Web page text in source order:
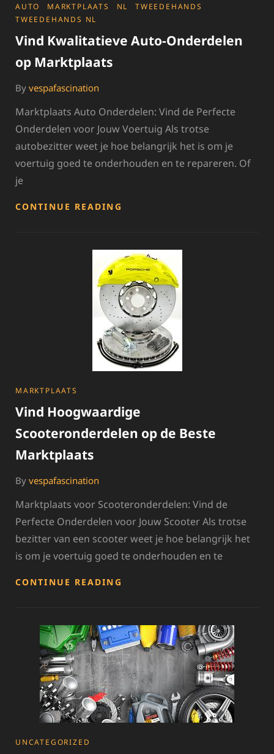
CATEGORIES
AUTO MARKTPLAATS NL
TWEEDEHANDS
TWEEDEHANDS NL
Vind Kwalitatieve Auto-Onderdelen
op Marktplaats
By vespafascination
Marktplaats Auto Onderdelen: Vind de Perfecte
Onderdelen voor Jouw Voertuig Als trotse
autobezitter weet je hoe belangrijk het is om je
voertuig goed te onderhouden en te repareren. Of
je
CONTINUE READING
OP
MARKTPLAATS
CATEGORIES
MARKTPLAATS
Vind Hoogwaardige
Scooteronderdelen op de Beste
Marktplaats
By vespafascination
Marktplaats voor Scooteronderdelen: Vind de
Perfecte Onderdelen voor Jouw Scooter Als trotse
bezitter van een scooter weet je hoe belangrijk het
is om je voertuig goed te onderhouden en te
CONTINUE READING
DE
BESTE
MARKTPLAATS
CATEGORIES
UNCATEGORIZED